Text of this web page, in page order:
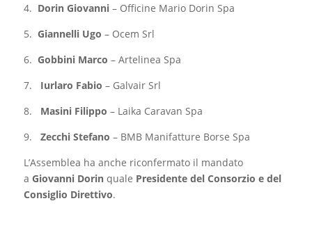
4. Dorin Giovanni– Officine Mario Dorin Spa
5. Giannelli Ugo – Ocem Srl
6. Gobbini Marco – Artelinea Spa
7. Iurlaro Fabio – Galvair Srl
8. Masini Filippo – Laika Caravan Spa
9. Zecchi Stefano – BMB Manifatture Borse Spa
L’Assemblea ha anche riconfermato il mandato
a Giovanni Dorinquale Presidente del Consorzio e del
Consiglio Direttivo.